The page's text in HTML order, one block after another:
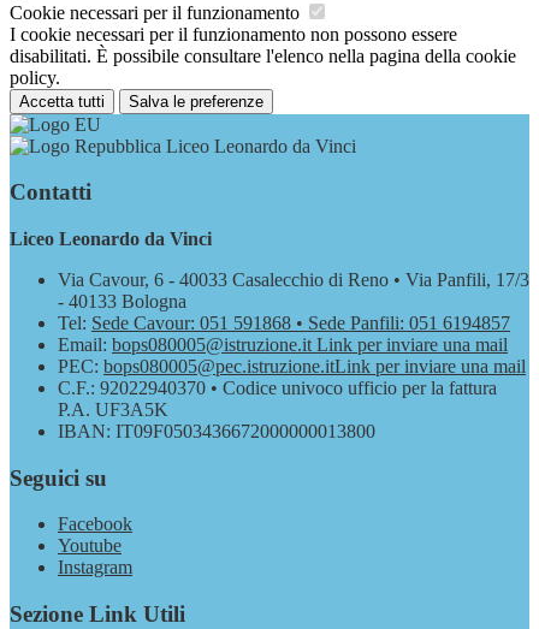
Cookie necessari per il funzionamento
I cookie necessari per il funzionamento non possono essere
disabilitati. È possibile consultare l'elenco nella pagina della cookie
policy.
Accetta tutti Salva le preferenze
Liceo Leonardo da Vinci
Contatti
Liceo Leonardo da Vinci
Via Cavour, 6 - 40033 Casalecchio di Reno • Via Panfili, 17/3
- 40133 Bologna
Tel: Sede Cavour: 051 591868 • Sede Panfili: 051 6194857
Email: bops080005@istruzione.it Link per inviare una mail
PEC: bops080005@pec.istruzione.itLink per inviare una mail
C.F.: 92022940370 • Codice univoco ufficio per la fattura
P.A. UF3A5K
IBAN: IT09F0503436672000000013800
Seguici su
Facebook
Youtube
Instagram
Sezione Link Utili